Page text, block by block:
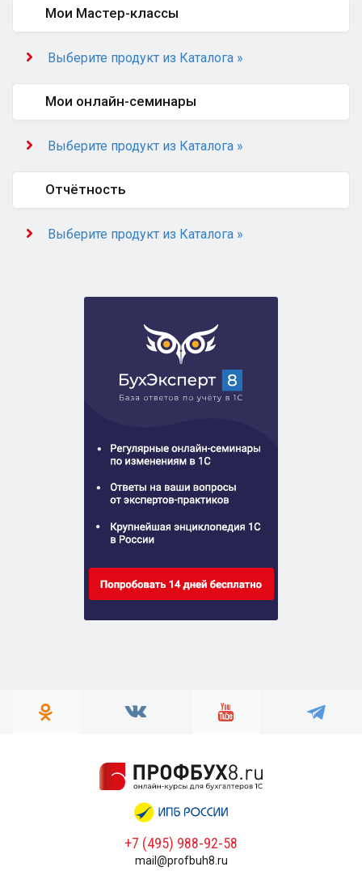
Мои Мастер-классы
Выберите продукт из Каталога »
Мои онлайн-семинары
Выберите продукт из Каталога »
Отчётность
Выберите продукт из Каталога »
+7 (495) 988-92-58
mail@profbuh8.ru